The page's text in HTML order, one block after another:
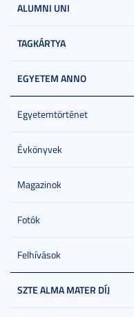
ALUMNI UNI
TAGKÁRTYA
EGYETEM ANNO
Egyetemtörténet
Évkönyvek
Magazinok
Fotók
Felhívások
SZTE ALMA MATER DÍJ